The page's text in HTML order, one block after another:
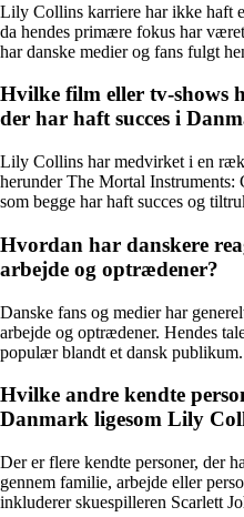
Lily Collins karriere har ikke haft
da hendes primære fokus har
har danske medier og fans fulgt
Hvilke film eller tv-shows
der har haft succes i
Lily Collins har medvirket i en
herunder The Mortal
som begge har haft succes og
Hvordan har danskere
arbejde og optrædener?
Danske fans og medier har
arbejde og optrædener. Hendes
populær blandt et dansk publikum.
Hvilke andre kendte
Danmark ligesom Lily
Der er flere kendte personer, der
gennem familie, arbejde eller
inkluderer skuespilleren Scarlett